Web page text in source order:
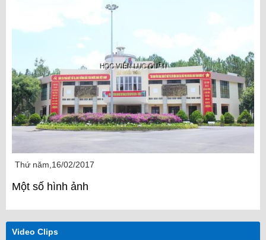
Thứ năm,16/02/2017
Một số hình ảnh
Video Clips